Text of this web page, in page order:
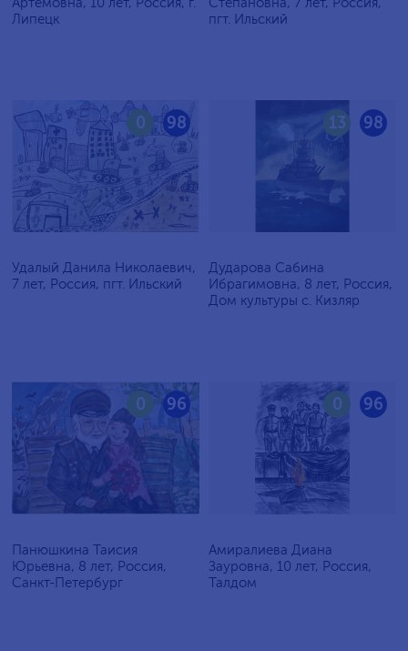
Липецк
пгт. Ильский
98
0
Удалый Данила Николаевич,
7 лет, Россия, пгт. Ильский
98
13
Дударова Сабина
Ибрагимовна, 8 лет, Россия,
Дом культуры с. Кизляр
96
0
Панюшкина Таисия
Юрьевна, 8 лет, Россия,
Санкт-Петербург
96
0
Амиралиева Диана
Зауровна, 10 лет, Россия,
Талдом